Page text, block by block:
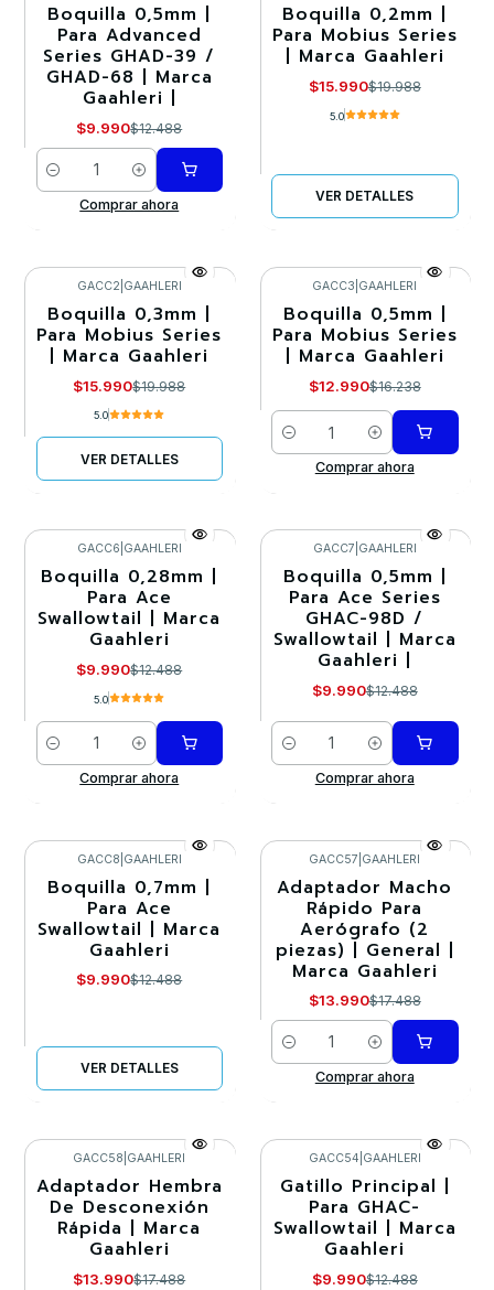
-20%
Boquilla 0,5mm |
Para Advanced
Series GHAD-39 /
GHAD-68 | Marca
Gaahleri |
$9.990$12.488
Cantidad
Comprar ahora
-20%
Agotado
Boquilla 0,2mm |
Para Mobius Series
| Marca Gaahleri
$15.990$19.988
5.0
VER DETALLES
-20%
Agotado
GACC2 GAAHLERI
Boquilla 0,3mm |
Para Mobius Series
| Marca Gaahleri
$15.990$19.988
5.0
VER DETALLES
-20%
GACC3 GAAHLERI
Boquilla 0,5mm |
Para Mobius Series
| Marca Gaahleri
$12.990$16.238
Cantidad
Comprar ahora
-20%
GACC6 GAAHLERI
Boquilla 0,28mm |
Para Ace
Swallowtail | Marca
Gaahleri
$9.990$12.488
5.0
Cantidad
Comprar ahora
-20%
GACC7 GAAHLERI
Boquilla 0,5mm |
Para Ace Series
GHAC-98D /
Swallowtail | Marca
Gaahleri |
$9.990$12.488
Cantidad
Comprar ahora
-20%
Agotado
GACC8 GAAHLERI
Boquilla 0,7mm |
Para Ace
Swallowtail | Marca
Gaahleri
$9.990$12.488
VER DETALLES
-20%
GACC57 GAAHLERI
Adaptador Macho
Rápido Para
Aerógrafo (2
piezas) | General |
Marca Gaahleri
$13.990$17.488
Cantidad
Comprar ahora
-20%
GACC58 GAAHLERI
Adaptador Hembra
De Desconexión
Rápida | Marca
Gaahleri
$13.990$17.488
-20%
GACC54 GAAHLERI
Gatillo Principal |
Para GHAC-
Swallowtail | Marca
Gaahleri
$9.990$12.488